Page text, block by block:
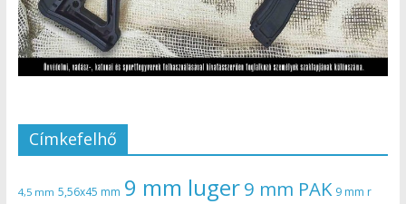
Címkefelhő
4,5 mm 5,56x45 mm 9 mm luger9 mm PAK 9 mm r